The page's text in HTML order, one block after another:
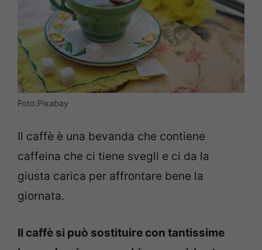
Foto:Pixabay
Il caffè è una bevanda che contiene
caffeina che ci tiene svegli e ci da la
giusta carica per affrontare bene la
giornata.
Il caffè si può sostituire con tantissime